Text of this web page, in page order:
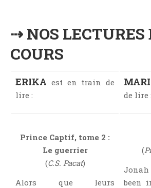
Young Adult
⇢ NOS LECTURES
COURS
ERIKA est en train de
lire :
de lire :
Prince Captif, tome 2 :
Le guerrier
(C.S. Pacat)
Alors que leurs
(
been